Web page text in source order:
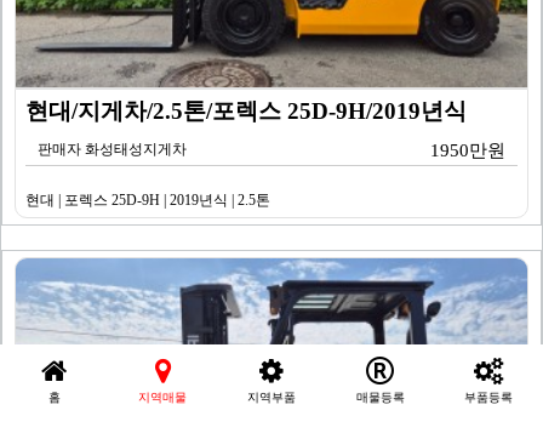
현대/지게차/2.5톤/포렉스 25D-9H/2019년식
판매자 화성태성지게차 1950만원
현대 | 포렉스 25D-9H | 2019년식 | 2.5톤
홈 지역매물 지역부품 매물등록 부품등록